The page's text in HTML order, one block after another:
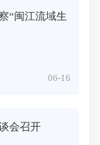
“闽江流域生
06-16
会召开